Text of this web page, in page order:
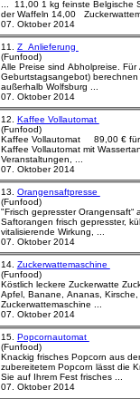
Zuckerwatte
07. Oktober 2014
11. Z_Anlieferung
(Funfood)
Alle Preise sind Abholpreise. Für Anlieferung mit Auf/-und Abbau einer Hüpfburg (gilt auch für
Geburtstagsangebot) berechnen wir
außerhalb Wolfsburg ...
07. Oktober 2014
12. Kaffee Vollautomat
(Funfood)
Kaffee Vollautomat 89,00 € für 1 Tag 190,00 € für 3 Tage (zzgl. Verbrauchsmaterialien)
Kaffee Vollautomat mit
Veranstaltungen, ...
07. Oktober 2014
13. Orangensaftpresse
(Funfood)
"Frisch gepresster Orangensaft“
Saftorangen frisch gepresster,
vitalisierende Wirkung, ...
07. Oktober 2014
14. Zuckerwattemaschine
(Funfood)
Köstlich leckere Zuckerwatte
Zuckerwattemaschine ...
07. Oktober 2014
15. Popcornautomat
(Funfood)
Knackig frisches Popcorn aus der
zubereitetem Popcorn lässt die
Sie auf Ihrem Fest frisches ...
07. Oktober 2014